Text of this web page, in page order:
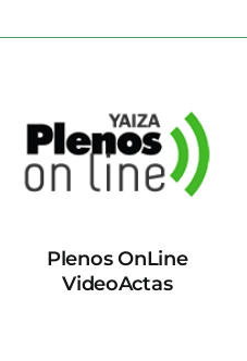
Plenos OnLine
VideoActas